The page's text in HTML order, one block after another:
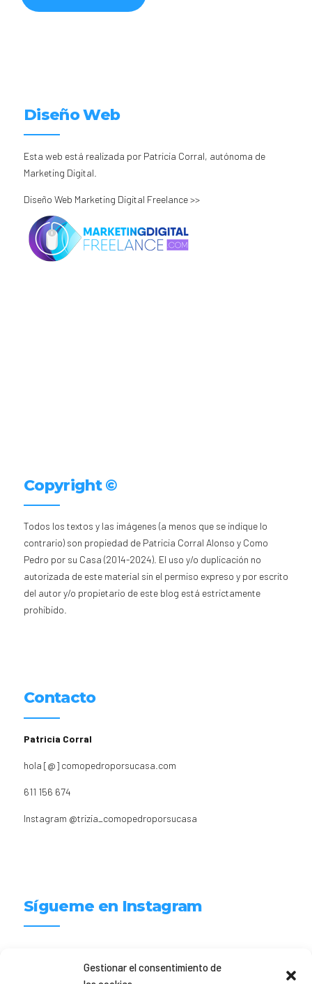
Gestionar el consentimiento de
Diseño Web
Esta web está realizada por Patricia Corral, autónoma de
Marketing Digital.
Diseño Web Marketing Digital Freelance >>
Copyright ©
Todos los textos y las imágenes (a menos que se indique lo
contrario) son propiedad de Patricia Corral Alonso y Como
Pedro por su Casa (2014-2024). El uso y/o duplicación no
autorizada de este material sin el permiso expreso y por escrito
del autor y/o propietario de este blog está estrictamente
prohibido.
Contacto
Patricia Corral
hola [@] comopedroporsucasa.com
611 156 674
Instagram @trizia_comopedroporsucasa
Sígueme en Instagram
Freelance | Web | RRSS
Mi tienda de productos ECO
@lacatalina.shop